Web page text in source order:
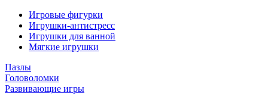
Игровые фигурки
Игрушки-антистресс
Игрушки для ванной
Мягкие игрушки
Пазлы
Головоломки
Развивающие игры